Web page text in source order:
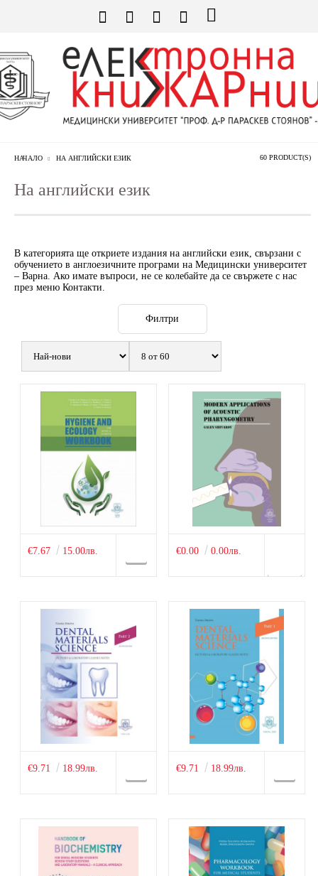
НАЧАЛО НА АНГЛИЙСКИ ЕЗИК 60 PRODUCT(S)
На английски език
В категорията ще откриете издания на английски език, свързани с
обучението в англоезичните програми на Медицински университет
– Варна. Ако имате въпроси, не се колебайте да се свържете с нас
през меню Контакти.
Филтри
€7.67 15.00лв. €0.00 0.00лв.
€9.71 18.99лв. €9.71 18.99лв.